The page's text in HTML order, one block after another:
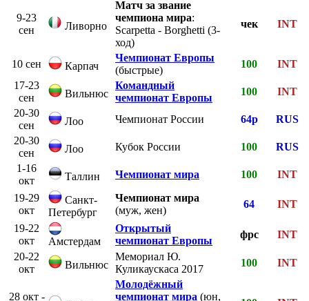
9-23
сен
Ливорно
Матч за звание
чемпиона мира:
Scarpetta - Borghetti (3-
ход)
чек INT
10 сен Карпач
Чемпионат Европы
(быстрые)
100
INT
17-23
сен
Вильнюс
Командный
чемпионат Европы
100
INT
20-30
сен
Лоо Чемпионат России 64р
RUS
20-30
сен
Лоо Кубок России 100
RUS
1-16
окт
Таллин Чемпионат мира 100
INT
19-29
окт
Санкт-
Петербург
Чемпионат мира
(муж, жен)
64 INT
19-22
окт
Амстердам
Открытый
чемпионат Европы
фрс
INT
20-22
окт
Вильнюс
Мемориал Ю.
Куликаускаса 2017
100 INT
28 окт -
Молодёжный
чемпионат мира (юн,